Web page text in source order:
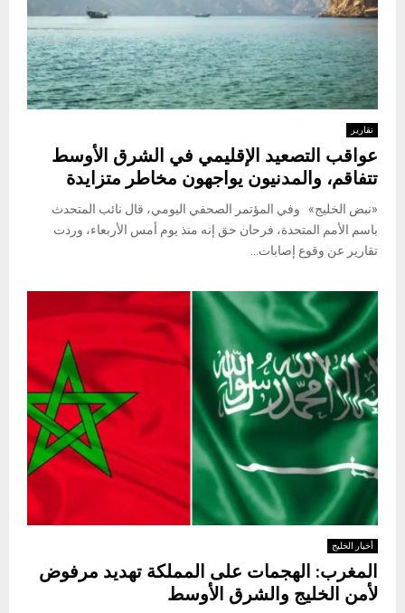
تقارير
عواقب التصعيد الإقليمي في الشرق الأوسط
تتفاقم، والمدنيون يواجهون مخاطر متزايدة
«نبض الخليج» وفي المؤتمر الصحفي اليومي، قال نائب المتحدث
باسم الأمم المتحدة، فرحان حق إنه منذ يوم أمس الأربعاء، وردت
تقارير عن وقوع إصابات...
أخبار الخليج
المغرب: الهجمات على المملكة تهديد مرفوض
لأمن الخليج والشرق الأوسط